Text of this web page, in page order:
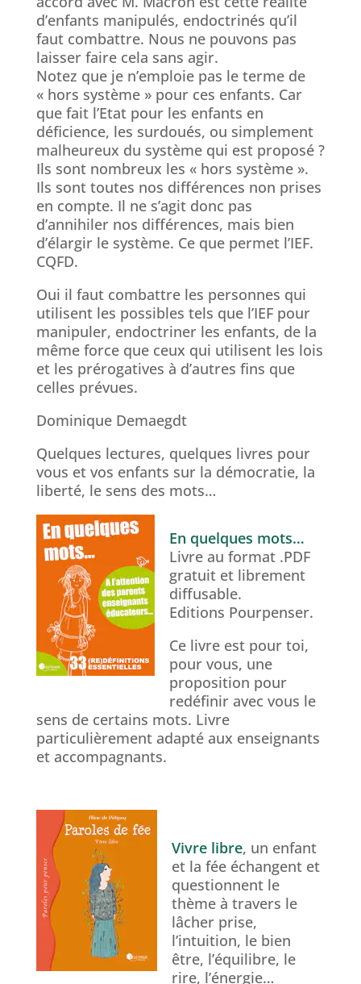
d’enfants manipulés, endoctrinés qu’il
faut combattre. Nous ne pouvons pas
laisser faire cela sans agir.
Notez que je n’emploie pas le terme de
« hors système » pour ces enfants. Car
que fait l’Etat pour les enfants en
déficience, les surdoués, ou simplement
malheureux du système qui est proposé ?
Ils sont nombreux les « hors système ».
Ils sont toutes nos différences non prises
en compte. Il ne s’agit donc pas
d’annihiler nos différences, mais bien
d’élargir le système. Ce que permet l’IEF.
CQFD.
Oui il faut combattre les personnes qui
utilisent les possibles tels que l’IEF pour
manipuler, endoctriner les enfants, de la
même force que ceux qui utilisent les lois
et les prérogatives à d’autres fins que
celles prévues.
Dominique Demaegdt
Quelques lectures, quelques livres pour
vous et vos enfants sur la démocratie, la
liberté, le sens des mots…
En quelques mots…
Livre au format .PDF
gratuit et librement
diffusable.
Editions Pourpenser.
Ce livre est pour toi,
pour vous, une
proposition pour
redéfinir avec vous le
sens de certains mots. Livre
particulièrement adapté aux enseignants
et accompagnants.
Vivre libre, un enfant
et la fée échangent et
questionnent le
thème à travers le
lâcher prise,
l’intuition, le bien
être, l’équilibre, le
rire, l’énergie…